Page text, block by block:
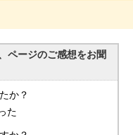
ページのご感想をお聞
か？
た